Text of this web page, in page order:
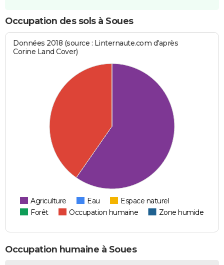
Occupation des sols à Soues
Données 2018 (source : Linternaute.com d'après
Corine Land Cover)
Agriculture Eau
Espace naturel
Forêt
Occupation humaine Zone humide
Occupation humaine à Soues